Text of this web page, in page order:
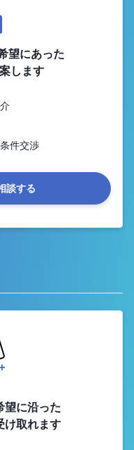
望にあった
します
件交渉
談する
望に沿った
け取れます